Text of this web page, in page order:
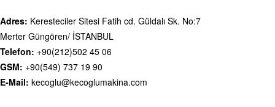
Adres: Keresteciler Sitesi Fatih cd. Güldalı Sk. No:7
Merter Güngören/ İSTANBUL
Telefon: +90(212)502 45 06
GSM: +90(549) 737 19 90
E-Mail: kecoglu@kecoglumakina.com